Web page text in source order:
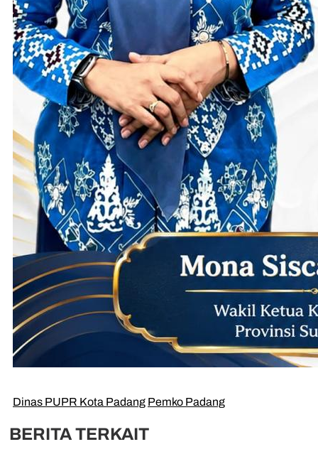
Dinas PUPR Kota Padang Pemko Padang
BERITA TERKAIT